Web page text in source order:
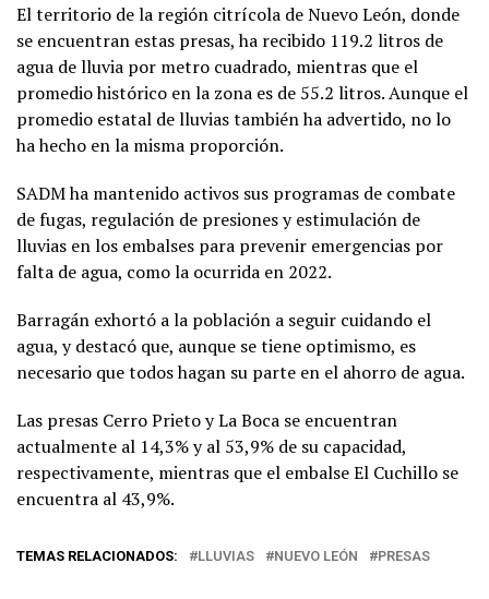
El territorio de la región citrícola de Nuevo León, donde
se encuentran estas presas, ha recibido 119.2 litros de
agua de lluvia por metro cuadrado, mientras que el
promedio histórico en la zona es de 55.2 litros. Aunque el
promedio estatal de lluvias también ha advertido, no lo
ha hecho en la misma proporción.
SADM ha mantenido activos sus programas de combate
de fugas, regulación de presiones y estimulación de
lluvias en los embalses para prevenir emergencias por
falta de agua, como la ocurrida en 2022.
Barragán exhortó a la población a seguir cuidando el
agua, y destacó que, aunque se tiene optimismo, es
necesario que todos hagan su parte en el ahorro de agua.
Las presas Cerro Prieto y La Boca se encuentran
actualmente al 14,3% y al 53,9% de su capacidad,
respectivamente, mientras que el embalse El Cuchillo se
encuentra al 43,9%.
TEMAS RELACIONADOS: LLUVIAS NUEVO LEÓN PRESAS